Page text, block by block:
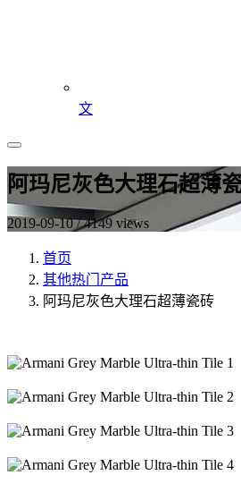
文
阿玛尼灰色大理石超薄
2019-09-10 / 4149 views
首页
其他热门产品
阿玛尼灰色大理石超薄瓷砖